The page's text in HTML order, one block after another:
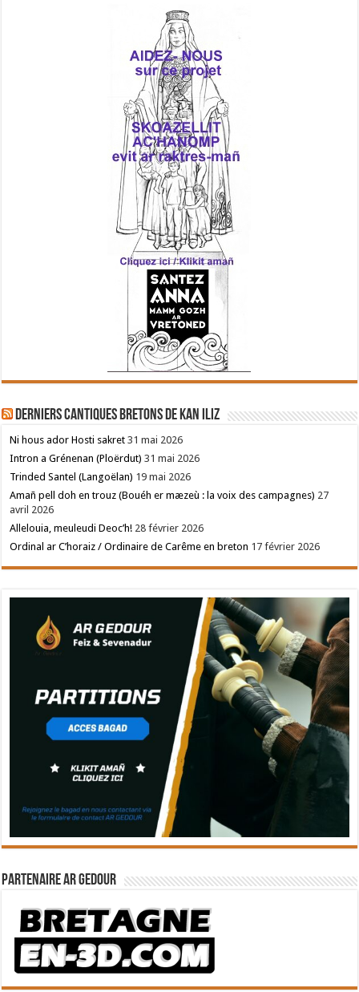
Derniers cantiques bretons de Kan Iliz
Ni hous ador Hosti sakret 31 mai 2026
Intron a Grénenan (Ploërdut) 31 mai 2026
Trinded Santel (Langoëlan) 19 mai 2026
Amañ pell doh en trouz (Bouéh er mæzeù : la voix des campagnes) 27
avril 2026
Allelouia, meuleudi Deoc’h! 28 février 2026
Ordinal ar C’horaiz / Ordinaire de Carême en breton 17 février 2026
Partenaire Ar Gedour